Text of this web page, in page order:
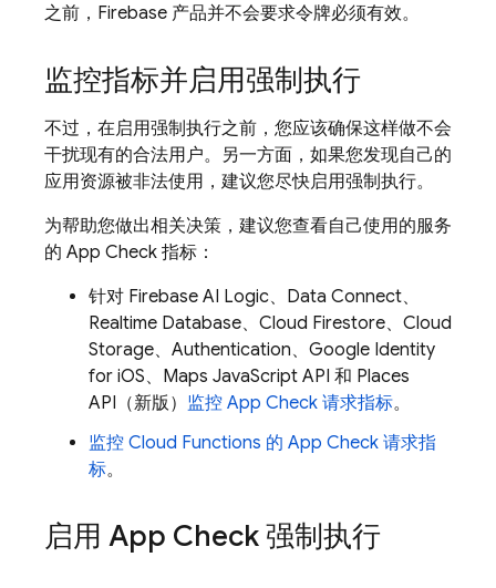
之前，Firebase 产品并不会要求令牌必须有效。
监控指标并启用强制执行
不过，在启用强制执行之前，您应该确保这样做不会
干扰现有的合法用户。另一方面，如果您发现自己的
应用资源被非法使用，建议您尽快启用强制执行。
为帮助您做出相关决策，建议您查看自己使用的服务
的 App Check 指标：
针对 Firebase AI Logic、 Data Connect、
Realtime Database、 Cloud Firestore、 Cloud
Storage、 Authentication、Google Identity
for iOS、Maps JavaScript API 和 Places
API（新版） 监控 App Check 请求指标。
监控 Cloud Functions 的 App Check 请求指
标。
启用 App Check强制执行